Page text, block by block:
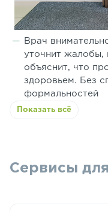
Врач
уточнит жалобы,
объяснит, что
здоровьем. Без
формальностей
Показать всё
Сервисы